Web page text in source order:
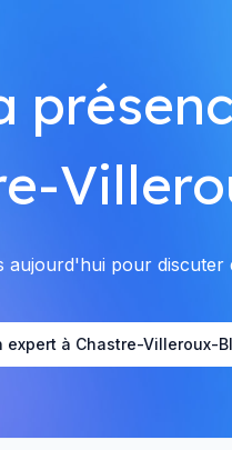
pour
expert à Chastre-Villeroux-